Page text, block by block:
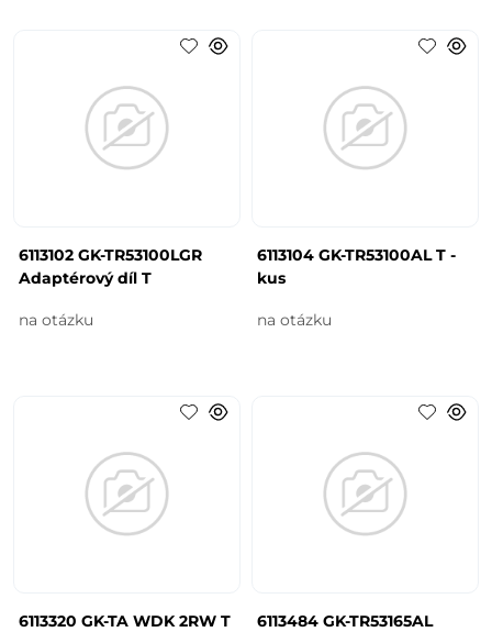
6113102 GK-TR53100LGR
Adaptérový díl T
na otázku
6113104 GK-TR53100AL T -
kus
na otázku
6113320 GK-TA WDK 2RW T
6113484 GK-TR53165AL